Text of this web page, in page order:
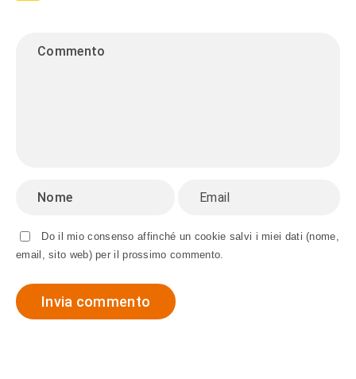
Do il mio consenso affinché un cookie salvi i miei dati (nome,
email, sito web) per il prossimo commento.